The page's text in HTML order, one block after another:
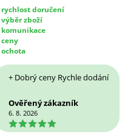
rychlost doručení
výběr zboží
komunikace
ceny
ochota
+ Dobrý ceny Rychle dodání
Ověřený zákazník
6. 8. 2026
5